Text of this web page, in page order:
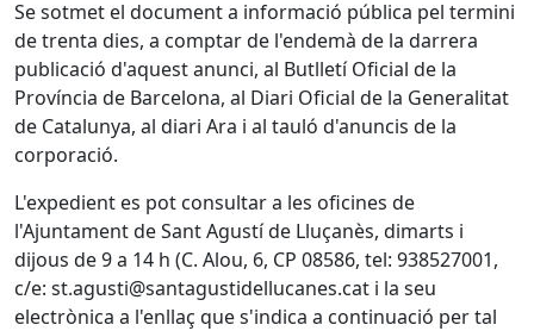
Se sotmet el document a informació pública pel termini
de trenta dies, a comptar de l'endemà de la darrera
publicació d'aquest anunci, al Butlletí Oficial de la
Província de Barcelona, al Diari Oficial de la Generalitat
de Catalunya, al diari Ara i al tauló d'anuncis de la
corporació.
L'expedient es pot consultar a les oficines de
l'Ajuntament de Sant Agustí de Lluçanès, dimarts i
dijous de 9 a 14 h (C. Alou, 6, CP 08586, tel: 938527001,
c/e: st.agusti@santagustidellucanes.cat i la seu
electrònica a l'enllaç que s'indica a continuació per tal